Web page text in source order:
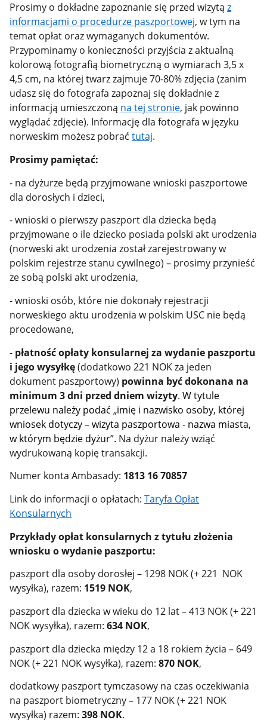
Prosimy o dokładne zapoznanie się przed wizytąz
informacjami o procedurze paszportowej, w tym na
temat opłat oraz wymaganych dokumentów.
Przypominamy o konieczności przyjścia z aktualną
kolorową fotografią biometryczną o wymiarach 3,5 x
4,5 cm, na której twarz zajmuje 70-80% zdjęcia (zanim
udasz się do fotografa zapoznaj się dokładnie z
informacją umieszczoną na tej stronie, jak powinno
wyglądać zdjęcie). Informację dla fotografa w języku
norweskim możesz pobraćtutaj.
Prosimy pamiętać:
- na dyżurze będą przyjmowane wnioski paszportowe
dla dorosłych i dzieci,
- wnioski o pierwszy paszport dla dziecka będą
przyjmowane o ile dziecko posiada polski akt urodzenia
(norweski akt urodzenia został zarejestrowany w
polskim rejestrze stanu cywilnego) – prosimy przynieść
ze sobą polski akt urodzenia,
- wnioski osób, które nie dokonały rejestracji
norweskiego aktu urodzenia w polskim USC nie będą
procedowane,
- płatność opłaty konsularnej za wydanie paszportu
i jego wysyłkę(dodatkowo 221 NOK za jeden
dokument paszportowy) powinna być dokonana na
minimum 3 dni przed dniem wizyty.W tytule
przelewu należy podać „imię i nazwisko osoby, której
wniosek dotyczy – wizyta paszportowa - nazwa miasta,
w którym będzie dyżur”. Na dyżur należy wziąć
wydrukowaną kopię transakcji.
Numer konta Ambasady: 1813 16 70857
Link do informacji o opłatach: Taryfa Opłat
Konsularnych
Przykłady opłat konsularnych z tytułu złożenia
wniosku o wydanie paszportu:
paszport dla osoby dorosłej – 1298 NOK (+ 221 NOK
wysyłka), razem: 1519 NOK,
paszport dla dziecka w wieku do 12 lat – 413 NOK (+ 221
NOK wysyłka), razem:634 NOK,
paszport dla dziecka między 12 a 18 rokiem życia – 649
NOK (+ 221 NOK wysyłka), razem:870 NOK,
dodatkowy paszport tymczasowy na czas oczekiwania
na paszport biometryczny – 177 NOK (+ 221 NOK
wysyłka) razem:398 NOK.